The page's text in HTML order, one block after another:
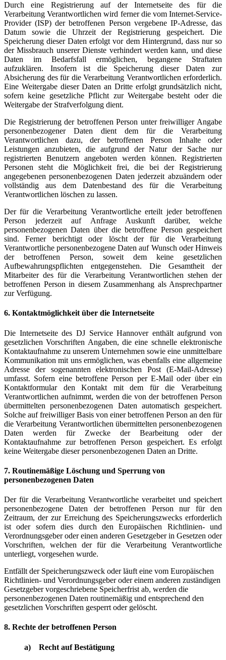
Durch eine Registrierung auf der Internetseite des für die
Verarbeitung Verantwortlichen wird ferner die vom Internet-Service-
Provider (ISP) der betroffenen Person vergebene IP-Adresse, das
Datum sowie die Uhrzeit der Registrierung gespeichert. Die
Speicherung dieser Daten erfolgt vor dem Hintergrund, dass nur so
der Missbrauch unserer Dienste verhindert werden kann, und diese
Daten im Bedarfsfall ermöglichen, begangene Straftaten
aufzuklären. Insofern ist die Speicherung dieser Daten zur
Absicherung des für die Verarbeitung Verantwortlichen erforderlich.
Eine Weitergabe dieser Daten an Dritte erfolgt grundsätzlich nicht,
sofern keine gesetzliche Pflicht zur Weitergabe besteht oder die
Weitergabe der Strafverfolgung dient.
Die Registrierung der betroffenen Person unter freiwilliger Angabe
personenbezogener Daten dient dem für die Verarbeitung
Verantwortlichen dazu, der betroffenen Person Inhalte oder
Leistungen anzubieten, die aufgrund der Natur der Sache nur
registrierten Benutzern angeboten werden können. Registrierten
Personen steht die Möglichkeit frei, die bei der Registrierung
angegebenen personenbezogenen Daten jederzeit abzuändern oder
vollständig aus dem Datenbestand des für die Verarbeitung
Verantwortlichen löschen zu lassen.
Der für die Verarbeitung Verantwortliche erteilt jeder betroffenen
Person jederzeit auf Anfrage Auskunft darüber, welche
personenbezogenen Daten über die betroffene Person gespeichert
sind. Ferner berichtigt oder löscht der für die Verarbeitung
Verantwortliche personenbezogene Daten auf Wunsch oder Hinweis
der betroffenen Person, soweit dem keine gesetzlichen
Aufbewahrungspflichten entgegenstehen. Die Gesamtheit der
Mitarbeiter des für die Verarbeitung Verantwortlichen stehen der
betroffenen Person in diesem Zusammenhang als Ansprechpartner
zur Verfügung.
6. Kontaktmöglichkeit über die Internetseite
Die Internetseite des DJ Service Hannover enthält aufgrund von
gesetzlichen Vorschriften Angaben, die eine schnelle elektronische
Kontaktaufnahme zu unserem Unternehmen sowie eine unmittelbare
Kommunikation mit uns ermöglichen, was ebenfalls eine allgemeine
Adresse der sogenannten elektronischen Post (E-Mail-Adresse)
umfasst. Sofern eine betroffene Person per E-Mail oder über ein
Kontaktformular den Kontakt mit dem für die Verarbeitung
Verantwortlichen aufnimmt, werden die von der betroffenen Person
übermittelten personenbezogenen Daten automatisch gespeichert.
Solche auf freiwilliger Basis von einer betroffenen Person an den für
die Verarbeitung Verantwortlichen übermittelten personenbezogenen
Daten werden für Zwecke der Bearbeitung oder der
Kontaktaufnahme zur betroffenen Person gespeichert. Es erfolgt
keine Weitergabe dieser personenbezogenen Daten an Dritte.
7. Routinemäßige Löschung und Sperrung von
personenbezogenen Daten
Der für die Verarbeitung Verantwortliche verarbeitet und speichert
personenbezogene Daten der betroffenen Person nur für den
Zeitraum, der zur Erreichung des Speicherungszwecks erforderlich
ist oder sofern dies durch den Europäischen Richtlinien- und
Verordnungsgeber oder einen anderen Gesetzgeber in Gesetzen oder
Vorschriften, welchen der für die Verarbeitung Verantwortliche
unterliegt, vorgesehen wurde.
Entfällt der Speicherungszweck oder läuft eine vom Europäischen
Richtlinien- und Verordnungsgeber oder einem anderen zuständigen
Gesetzgeber vorgeschriebene Speicherfrist ab, werden die
personenbezogenen Daten routinemäßig und entsprechend den
gesetzlichen Vorschriften gesperrt oder gelöscht.
8. Rechte der betroffenen Person
a) Recht auf Bestätigung